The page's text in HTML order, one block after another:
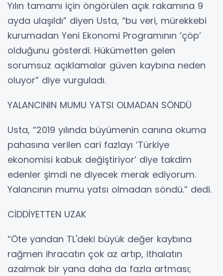
Yılın tamamı için öngörülen açık rakamına 9
ayda ulaşıldı” diyen Usta, “bu veri, mürekkebi
kurumadan Yeni Ekonomi Programının ‘çöp’
olduğunu gösterdi. Hükümetten gelen
sorumsuz açıklamalar güven kaybına neden
oluyor” diye vurguladı.
YALANCININ MUMU YATSI OLMADAN SÖNDÜ
Usta, “2019 yılında büyümenin canına okuma
pahasına verilen cari fazlayı ‘Türkiye
ekonomisi kabuk değiştiriyor’ diye takdim
edenler şimdi ne diyecek merak ediyorum.
Yalancının mumu yatsı olmadan söndü.” dedi.
CİDDİYETTEN UZAK
“Öte yandan TL'deki büyük değer kaybına
rağmen ihracatın çok az artıp, ithalatın
azalmak bir yana daha da fazla artması;